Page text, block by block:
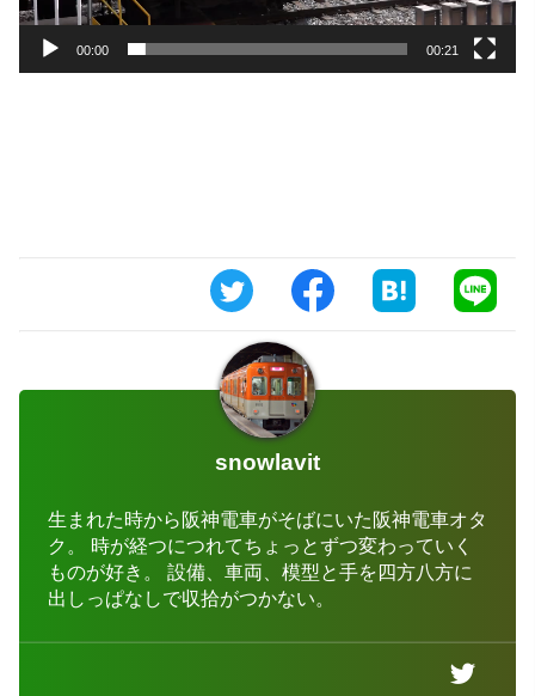
00:00 00:21
snowlavit
生まれた時から阪神電車がそばにいた阪神電車オタ
ク。 時が経つにつれてちょっとずつ変わっていく
ものが好き。 設備、車両、模型と手を四方八方に
出しっぱなしで収拾がつかない。